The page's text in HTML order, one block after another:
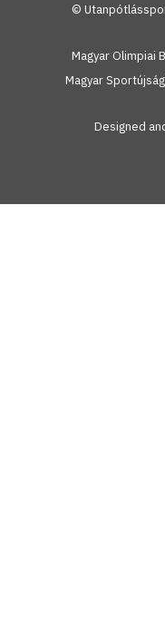
©
Magyar Olimpiai
Magyar
Designed